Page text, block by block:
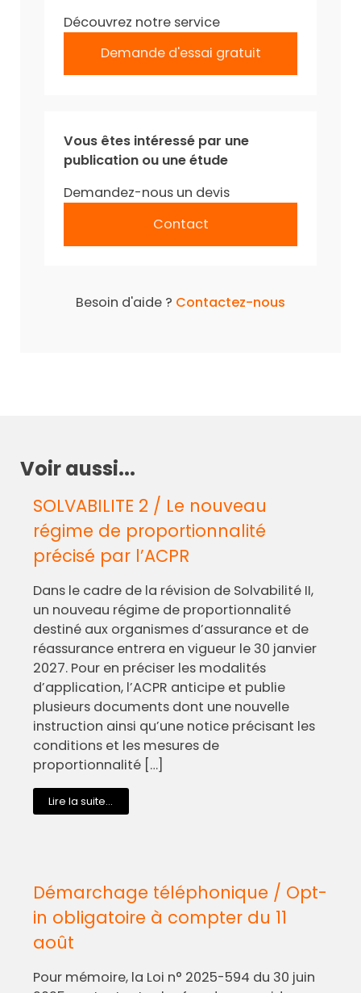
Découvrez notre service
Demande d'essai gratuit
Vous êtes intéressé par une
publication ou une étude
Demandez-nous un devis
Contact
Besoin d'aide ? Contactez-nous
Voir aussi...
SOLVABILITE 2 / Le nouveau
régime de proportionnalité
précisé par l’ACPR
Dans le cadre de la révision de Solvabilité II,
un nouveau régime de proportionnalité
destiné aux organismes d’assurance et de
réassurance entrera en vigueur le 30 janvier
2027. Pour en préciser les modalités
d’application, l’ACPR anticipe et publie
plusieurs documents dont une nouvelle
instruction ainsi qu’une notice précisant les
conditions et les mesures de
proportionnalité […]
Lire la suite...
Démarchage téléphonique / Opt-
in obligatoire à compter du 11
août
Pour mémoire, la Loi n° 2025-594 du 30 juin